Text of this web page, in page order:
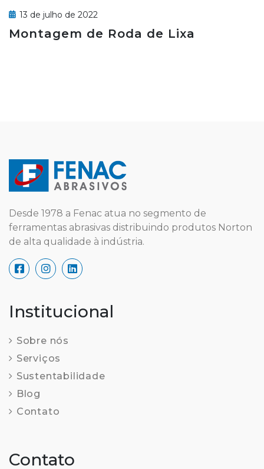
13 de julho de 2022
Montagem de Roda de Lixa
Desde 1978 a Fenac atua no segmento de
ferramentas abrasivas distribuindo produtos Norton
de alta qualidade à indústria.
Institucional
Sobre nós
Serviços
Sustentabilidade
Blog
Contato
Contato